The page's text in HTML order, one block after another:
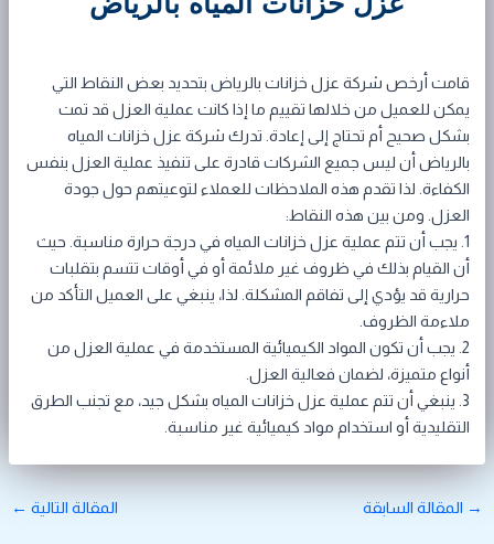
قامت أرخص شركة عزل خزانات بالرياض بتحديد بعض النقاط التي
يمكن للعميل من خلالها تقييم ما إذا كانت عملية العزل قد تمت
بشكل صحيح أم تحتاج إلى إعادة. تدرك شركة عزل خزانات المياه
بالرياض أن ليس جميع الشركات قادرة على تنفيذ عملية العزل بنفس
الكفاءة. لذا تقدم هذه الملاحظات للعملاء لتوعيتهم حول جودة
العزل. ومن بين هذه النقاط:
1. يجب أن تتم عملية عزل خزانات المياه في درجة حرارة مناسبة. حيث
أن القيام بذلك في ظروف غير ملائمة أو في أوقات تتسم بتقلبات
حرارية قد يؤدي إلى تفاقم المشكلة. لذا، ينبغي على العميل التأكد من
ملاءمة الظروف.
2. يجب أن تكون المواد الكيميائية المستخدمة في عملية العزل من
أنواع متميزة، لضمان فعالية العزل.
3. ينبغي أن تتم عملية عزل خزانات المياه بشكل جيد، مع تجنب الطرق
التقليدية أو استخدام مواد كيميائية غير مناسبة.
→ المقالة السابقة المقالة التالية ←